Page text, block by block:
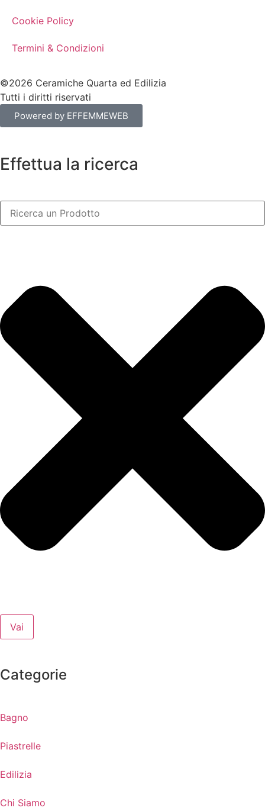
Cookie Policy
Termini & Condizioni
©2026 Ceramiche Quarta ed Edilizia
Tutti i diritti riservati
Powered by EFFEMMEWEB
Effettua la ricerca
Vai
Categorie
Bagno
Piastrelle
Edilizia
Chi Siamo